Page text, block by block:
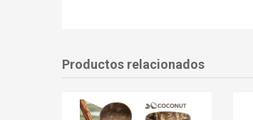
Productos relacionados